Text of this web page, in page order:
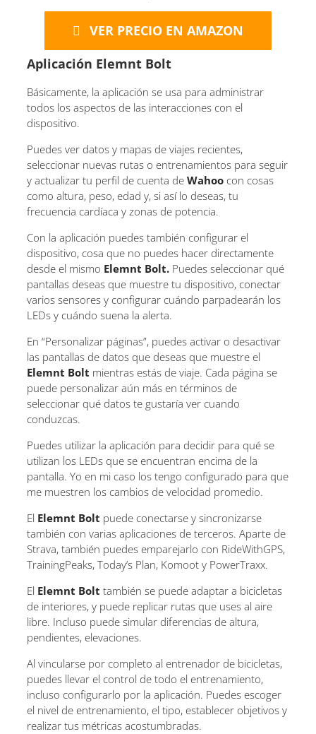
VER PRECIO EN AMAZON
Aplicación Elemnt Bolt
Básicamente, la aplicación se usa para administrar
todos los aspectos de las interacciones con el
dispositivo.
Puedes ver datos y mapas de viajes recientes,
seleccionar nuevas rutas o entrenamientos para seguir
y actualizar tu perfil de cuenta de Wahoo con cosas
como altura, peso, edad y, si así lo deseas, tu
frecuencia cardíaca y zonas de potencia.
Con la aplicación puedes también configurar el
dispositivo, cosa que no puedes hacer directamente
desde el mismo Elemnt Bolt. Puedes seleccionar qué
pantallas deseas que muestre tu dispositivo, conectar
varios sensores y configurar cuándo parpadearán los
LEDs y cuándo suena la alerta.
En “Personalizar páginas”, puedes activar o desactivar
las pantallas de datos que deseas que muestre el
Elemnt Bolt mientras estás de viaje. Cada página se
puede personalizar aún más en términos de
seleccionar qué datos te gustaría ver cuando
conduzcas.
Puedes utilizar la aplicación para decidir para qué se
utilizan los LEDs que se encuentran encima de la
pantalla. Yo en mi caso los tengo configurado para que
me muestren los cambios de velocidad promedio.
El Elemnt Bolt puede conectarse y sincronizarse
también con varias aplicaciones de terceros. Aparte de
Strava, también puedes emparejarlo con RideWithGPS,
TrainingPeaks, Today’s Plan, Komoot y PowerTraxx.
El Elemnt Bolt también se puede adaptar a bicicletas
de interiores, y puede replicar rutas que uses al aire
libre. Incluso puede simular diferencias de altura,
pendientes, elevaciones.
Al vincularse por completo al entrenador de bicicletas,
puedes llevar el control de todo el entrenamiento,
incluso configurarlo por la aplicación. Puedes escoger
el nivel de entrenamiento, el tipo, establecer objetivos y
realizar tus métricas acostumbradas.